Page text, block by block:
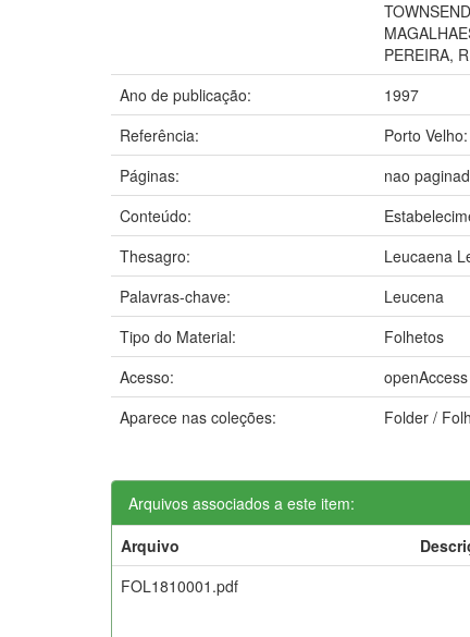
PEREIRA,
Ano de publicação:
1997
Referência:
Porto
Páginas:
nao
Conteúdo:
Thesagro:
Leucaena
Palavras-chave:
Leucena
Tipo do Material:
Folhetos
Acesso:
openAccess
Aparece nas coleções:
Folder /
Arquivos associados a este item:
Arquivo
FOL1810001.pdf